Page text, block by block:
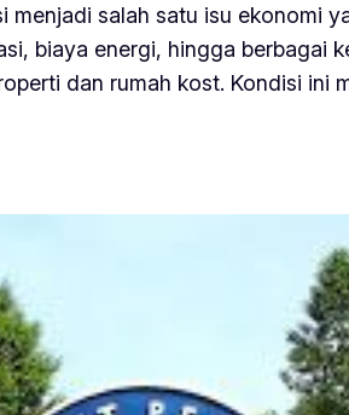
menjadi salah satu isu ekonomi
biaya energi, hingga berbagai
dan rumah kost. Kondisi ini